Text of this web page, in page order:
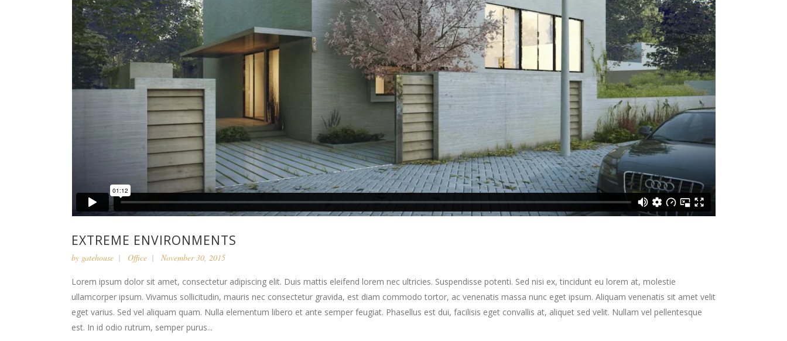
EXTREME ENVIRONMENTS
by gatehouse Office November 30, 2015
Lorem ipsum dolor sit amet, consectetur adipiscing elit. Duis mattis eleifend lorem nec ultricies. Suspendisse potenti. Sed nisi ex, tincidunt eu lorem at, molestie
ullamcorper ipsum. Vivamus sollicitudin, mauris nec consectetur gravida, est diam commodo tortor, ac venenatis massa nunc eget ipsum. Aliquam venenatis sit amet velit
eget varius. Sed vel aliquam quam. Nulla elementum libero et ante semper feugiat. Phasellus est dui, facilisis eget convallis at, aliquet sed velit. Nullam vel pellentesque
est. In id odio rutrum, semper purus...